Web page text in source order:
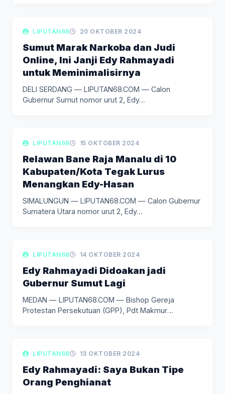
LIPUTAN POLITIK
LIPUTAN68 20 OKTOBER 2024
Sumut Marak Narkoba dan Judi
Online, Ini Janji Edy Rahmayadi
untuk Meminimalisirnya
DELI SERDANG — LIPUTAN68.COM — Calon
Gubernur Sumut nomor urut 2, Edy…
LIPUTAN POLITIK
LIPUTAN68 15 OKTOBER 2024
Relawan Bane Raja Manalu di 10
Kabupaten/Kota Tegak Lurus
Menangkan Edy-Hasan
SIMALUNGUN — LIPUTAN68.COM — Calon Gubernur
Sumatera Utara nomor urut 2, Edy…
LIPUTAN KEAGAMAAN
LIPUTAN68 14 OKTOBER 2024
Edy Rahmayadi Didoakan jadi
Gubernur Sumut Lagi
MEDAN — LIPUTAN68.COM — Bishop Gereja
Protestan Persekutuan (GPP), Pdt Makmur
LIPUTAN POLITIK
LIPUTAN68 13 OKTOBER 2024
Edy Rahmayadi: Saya Bukan Tipe
Orang Penghianat